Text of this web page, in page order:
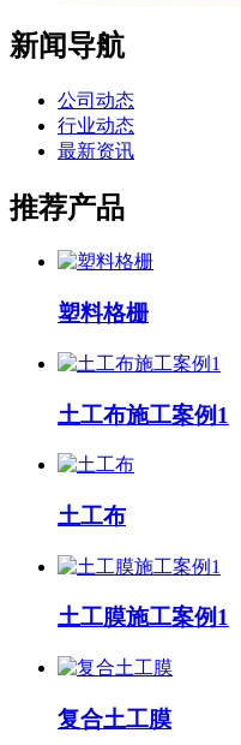
新闻导航
公司动态
行业动态
最新资讯
推荐产品
塑料格栅
土工布施工案例1
土工布
土工膜施工案例1
复合土工膜